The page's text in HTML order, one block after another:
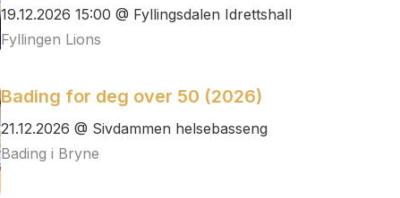
19.12.2026 15:00 @ Fyllingsdalen Idrettshall
Fyllingen Lions
Bading for deg over 50 (2026)
21.12.2026 @ Sivdammen helsebasseng
Bading i Bryne